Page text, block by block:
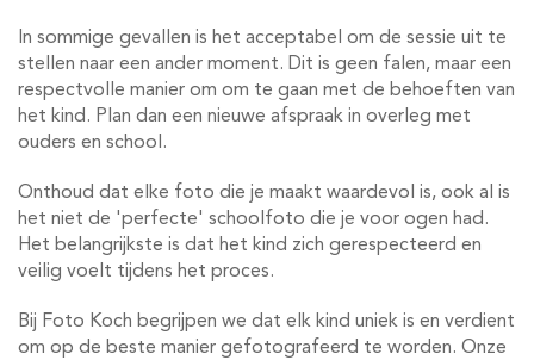
In sommige gevallen is het acceptabel om de sessie uit te
stellen naar een ander moment. Dit is geen falen, maar een
respectvolle manier om om te gaan met de behoeften van
het kind. Plan dan een nieuwe afspraak in overleg met
ouders en school.
Onthoud dat elke foto die je maakt waardevol is, ook al is
het niet de 'perfecte' schoolfoto die je voor ogen had.
Het belangrijkste is dat het kind zich gerespecteerd en
veilig voelt tijdens het proces.
Bij Foto Koch begrijpen we dat elk kind uniek is en verdient
om op de beste manier gefotografeerd te worden. Onze